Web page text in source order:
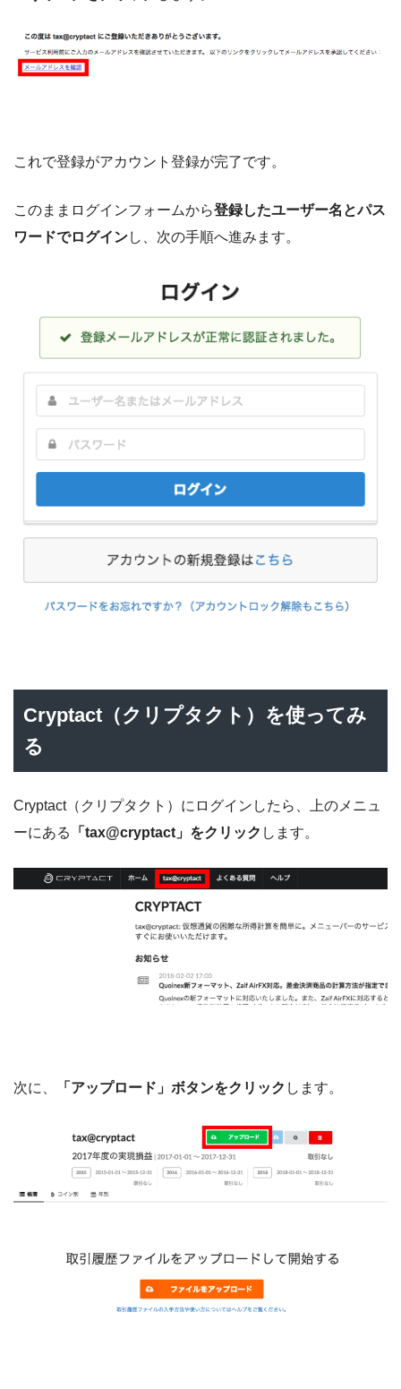
これで登録がアカウント登録が完了です。
このままログインフォームから登録したユーザー名とパス
ワードでログインし、次の手順へ進みます。
Cryptact（クリプタクト）を使ってみ
る
Cryptact（クリプタクト）にログインしたら、上のメニュ
ーにある
「tax@cryptact」をクリック します。
次に、 「アップロード」ボタンをクリック します。